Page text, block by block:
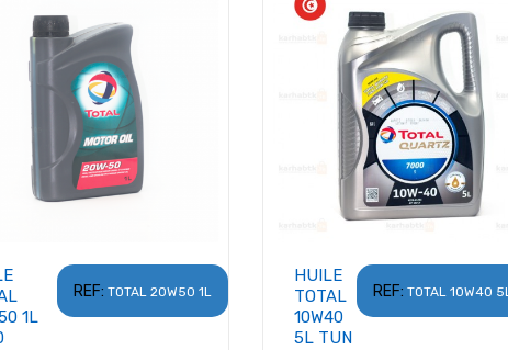
REF: TOTAL 20W50 1L
1L
REF: TOTAL 10W40
HUILE
TOTAL
10W40
5L TUN